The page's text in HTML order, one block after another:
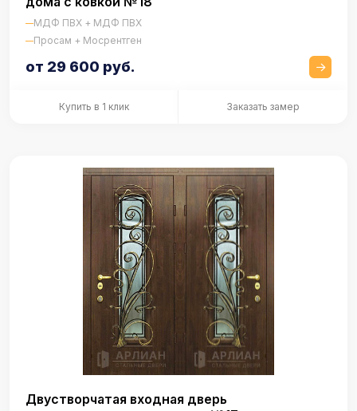
МДФ ПВХ + МДФ ПВХ
Просам + Мосрентген
от 29 600 руб.
Купить в 1 клик Заказать замер
Двустворчатая входная дверь